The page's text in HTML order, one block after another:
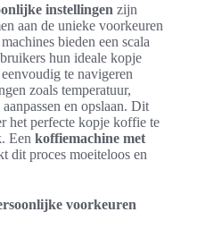
instellingen zijn
aan de unieke voorkeuren
bieden een scala
hun ideale kopje
te navigeren
zoals temperatuur,
en opslaan. Dit
het perfecte kopje koffie te
Een koffiemachine met
dit proces moeiteloos en
voorkeuren